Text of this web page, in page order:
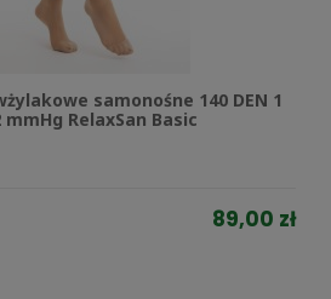
samonośne 140 DEN 1
RelaxSan Basic
89,00 zł